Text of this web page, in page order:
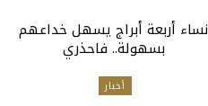
نساء أربعة أبراج يسهل خداعهم
بسهولة.. فاحذري
أخبار